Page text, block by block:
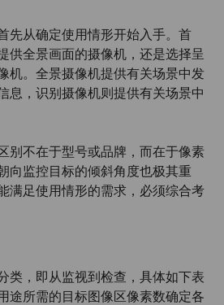
先从确定使用情形开始入手。首
供全景画面的摄像机，还是选择呈
机。全景摄像机提供有关场景中发
息，识别摄像机则提供有关场景中
别不在于型号或品牌，而在于像素
向监控目标的倾斜角度也极其重
满足使用情形的需求，必须综合考
类，即从监视到检查，具体如下表
途所需的目标图像区像素数确定各